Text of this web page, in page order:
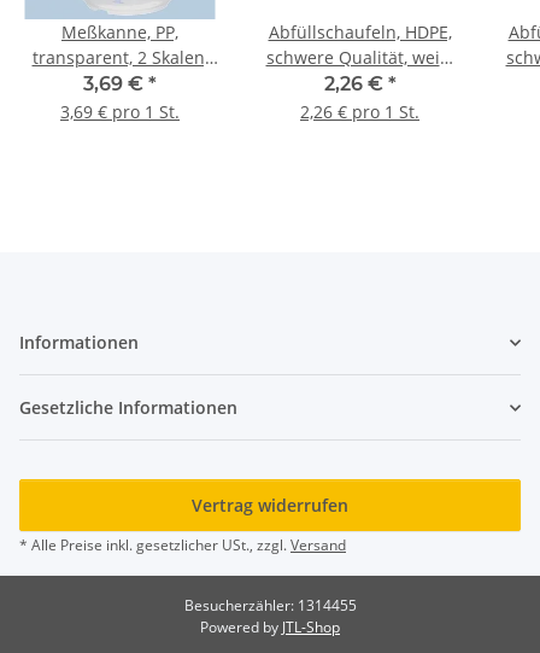
Meßkanne, PP,
transparent, 2 Skalen,
säure- u.
chemikalienbeständig,
3,69 € *
3,69 € pro 1 St.
Abfüllschaufeln, HDPE,
schwere Qualität, weiß,
säure- u. chemikalienb.,
230 ml, 250 mm L.
2,26 € *
2,26 € pro 1 St.
Informationen
Gesetzliche Informationen
Vertrag widerrufen
* Alle Preise inkl. gesetzlicher USt., zzgl.Versand
Besucherzähler: 1314455
Powered by JTL-Shop